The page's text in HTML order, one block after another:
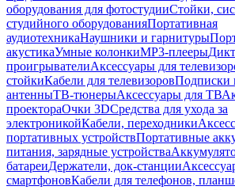
оборудования для фотостудииСтойки,
студийного оборудованияПортативная
аудиотехникаНаушники и гарнитуры
акустикаУмные колонкиMP3-плееры
проигрывателиАксессуары для
стойкиКабели для телевизоровПодписки
антенныТВ-тюнерыАксессуары для ТВ
проектораОчки 3DСредства для ухода за
электроникойКабели, переходники
портативных устройствПортативные
питания, зарядные устройства
батареиДержатели, док-станции
смартфоновКабели для телефонов,